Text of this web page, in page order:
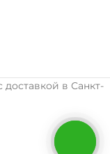
в Санкт-